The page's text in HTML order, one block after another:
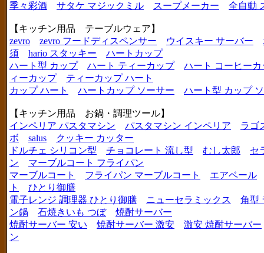
季々彩酒
サタケ マジックミル スープメーカー 全自動
【キッチン用品 テーブルウェア】
zevro
zevro フードディスペンサー ウイスキー サーバー
須
hario スタッキー
ハートカップ
ハート型 カップ
ハート ティーカップ
ハート コーヒーカ
ィーカップ
ティーカップ ハート
カップ ハート
ハートカップ ソーサー ハート型 カップ
【キッチン用品 お鍋・調理ツール】
インペリア パスタマシン
パスタマシン インペリア
ラゴ
ボ
salus
クッキー カッター
ドルチェ シリコン型
チョコレート 流し型 むし太郎
セ
ン
マーブルコート フライパン
マーブルコート
フライパン マーブルコート
エアベール
ト
ひとり御膳
電子レンジ 調理器 ひとり御膳
ニューセラミックス
角型
ン鍋
石焼きいも つぼ
焼酎サーバー
焼酎サーバー 安い
焼酎サーバー 激安
激安 焼酎サーバー
ン